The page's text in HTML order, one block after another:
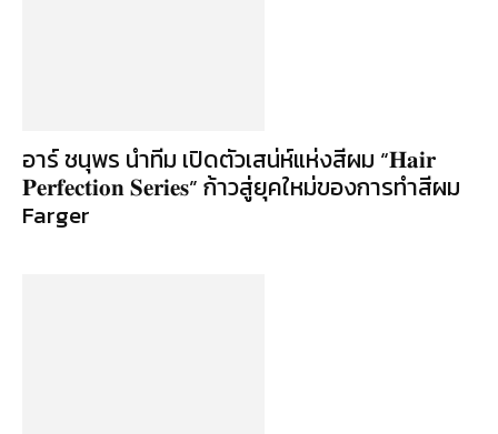
อาร์ ชนุพร นำทีม เปิดตัวเสน่ห์แห่งสีผม “𝐇𝐚𝐢𝐫
𝐏𝐞𝐫𝐟𝐞𝐜𝐭𝐢𝐨𝐧 𝐒𝐞𝐫𝐢𝐞𝐬” ก้าวสู่ยุคใหม่ของการทำสีผม
Farger